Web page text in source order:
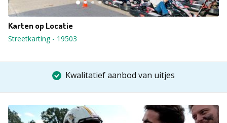
Karten op Locatie
Streetkarting- 19503
Kwalitatief aanbod van uitjes